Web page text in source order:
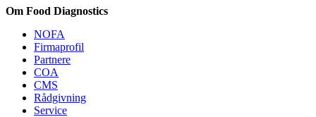
Om Food Diagnostics
NOFA
Firmaprofil
Partnere
COA
CMS
Rådgivning
Service